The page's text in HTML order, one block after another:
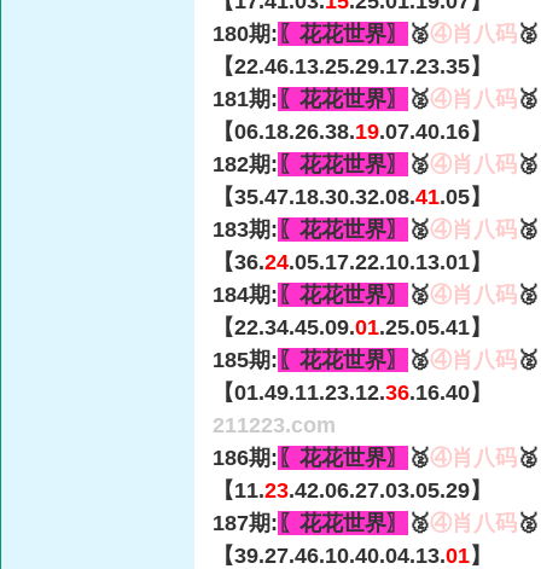
180期: 〖花花世界〗 🥈④肖八码
【22.46.13.25.29.17.23.35】
181期: 〖花花世界〗 🥈④肖八码
【06.18.26.38.19.07.40.16】
182期: 〖花花世界〗 🥈④肖八码
【35.47.18.30.32.08.41.05】
183期: 〖花花世界〗 🥈④肖八码
【36.24.05.17.22.10.13.01】
184期: 〖花花世界〗 🥈④肖八码
【22.34.45.09.01.25.05.41】
185期: 〖花花世界〗 🥈④肖八码
【01.49.11.23.12.36.16.40】
211223.com
186期: 〖花花世界〗 🥈④肖八码
【11.23.42.06.27.03.05.29】
187期: 〖花花世界〗 🥈④肖八码
【39.27.46.10.40.04.13.01】